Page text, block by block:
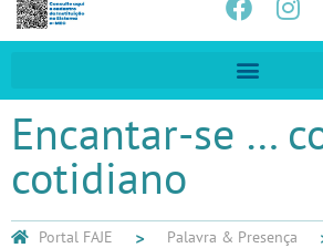
Encantar-se …
cotidiano
Portal FAJE Palavra & Presença